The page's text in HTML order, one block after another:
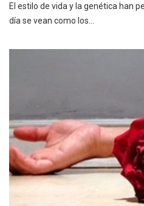
El estilo de vida y la genética han
día se vean como los…